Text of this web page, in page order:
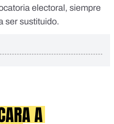
electoral, siempre
ser sustituido.